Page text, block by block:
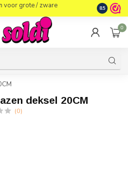
voor grote / zware 8.5
0
deksel 20CM
(0)